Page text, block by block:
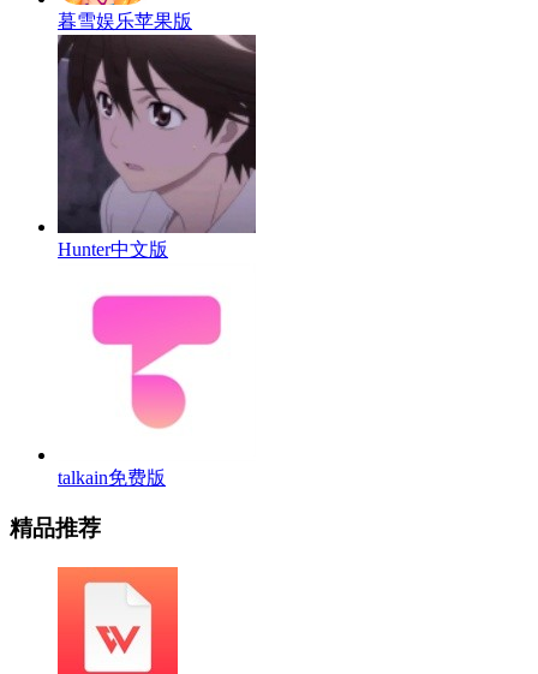
暮雪娱乐苹果版
Hunter中文版
talkain免费版
精品推荐